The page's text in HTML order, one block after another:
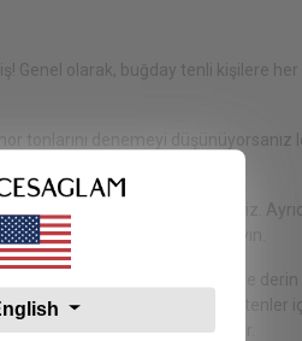
Genel olarak, buğday tenli kişilere her
tonlarını denemeyi düşünüyorsanız
uzak durmak isteyebilirsiniz.
bulundurmayı unutmayın.
Zümrüt yeşili, safir mavisi ve
sağlar. Soğuk alt tonlu buğday tenler
ten renginize yakışabilir.